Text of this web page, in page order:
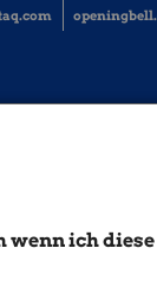
ich
für ein
ist gegen